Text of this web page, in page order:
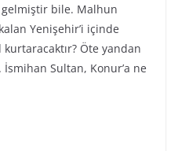
gelmiştir bile. Malhun
Yenişehir’i içinde
Öte yandan
Sultan, Konur’a ne